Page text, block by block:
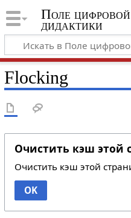
Поле цифровой
дидактики
Flocking
Очистить кэш этой
Очистить кэш этой
OK